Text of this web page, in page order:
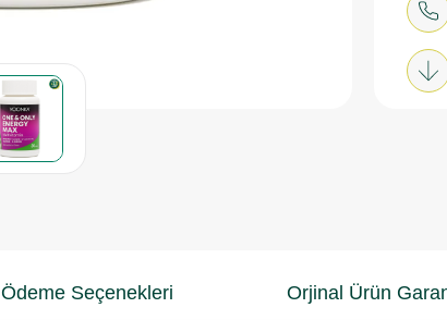
Ödeme Seçenekleri Orjinal Ürün